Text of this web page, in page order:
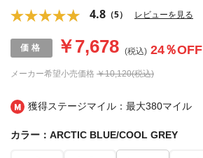
獲得ステージマイル：最大380マイル
4.8 （5） レビューを見る
メーカー希望小売価格 ￥10,120(税込)
￥7,678 (税込) 24％OFF
カラー：ARCTIC BLUE/COOL GREY